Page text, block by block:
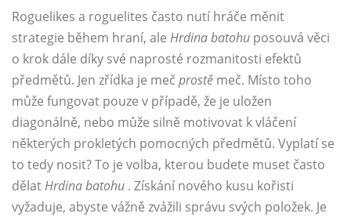
Roguelikes a roguelites často nutí hráče měnit
strategie během hraní, ale Hrdina batohu posouvá věci
o krok dále díky své naprosté rozmanitosti efektů
předmětů. Jen zřídka je meč prostě meč. Místo toho
může fungovat pouze v případě, že je uložen
diagonálně, nebo může silně motivovat k vláčení
některých prokletých pomocných předmětů. Vyplatí se
to tedy nosit? To je volba, kterou budete muset často
dělatHrdina batohu . Získání nového kusu kořisti
vyžaduje, abyste vážně zvážili správu svých položek. Je